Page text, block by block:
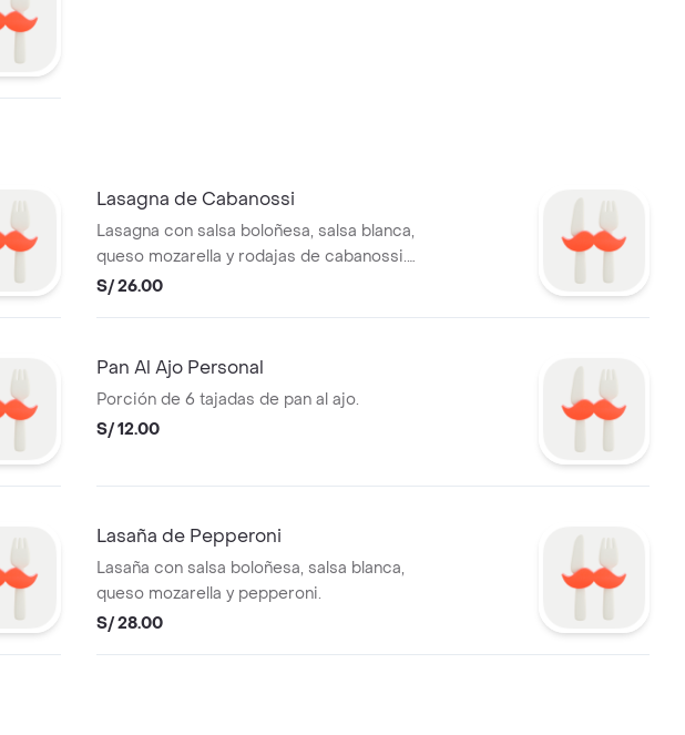
Lasagna de Cabanossi
Lasagna con salsa boloñesa, salsa blanca,
queso mozarella y rodajas de cabanossi.
Porción de 550 gr.
S/ 26.00
Pan Al Ajo Personal
Porción de 6 tajadas de pan al ajo.
S/ 12.00
Lasaña de Pepperoni
Lasaña con salsa boloñesa, salsa blanca,
queso mozarella y pepperoni.
S/ 28.00